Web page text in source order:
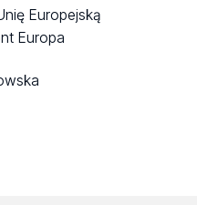
Europejską
Europa